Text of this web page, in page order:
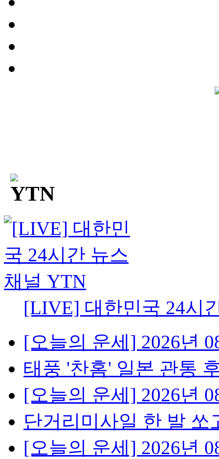
[LIVE] 대한민국 24시
[오늘의 운세] 2026년
태풍 '찬홈' 일본 관통
[오늘의 운세] 2026년
단거리미사일 한 발 쏘
[오늘의 운세] 2026년